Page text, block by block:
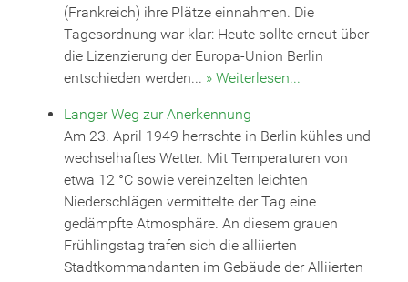
(Frankreich) ihre Plätze einnahmen. Die
Tagesordnung war klar: Heute sollte erneut über
die Lizenzierung der Europa-Union Berlin
entschieden werden... » Weiterlesen...
Langer Weg zur Anerkennung
Am 23. April 1949 herrschte in Berlin kühles und
wechselhaftes Wetter. Mit Temperaturen von
etwa 12 °C sowie vereinzelten leichten
Niederschlägen vermittelte der Tag eine
gedämpfte Atmosphäre. An diesem grauen
Frühlingstag trafen sich die alliierten
Stadtkommandanten im Gebäude der Alliierten